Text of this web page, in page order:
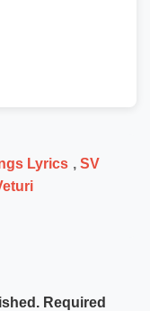
Lyrics , SV
Required